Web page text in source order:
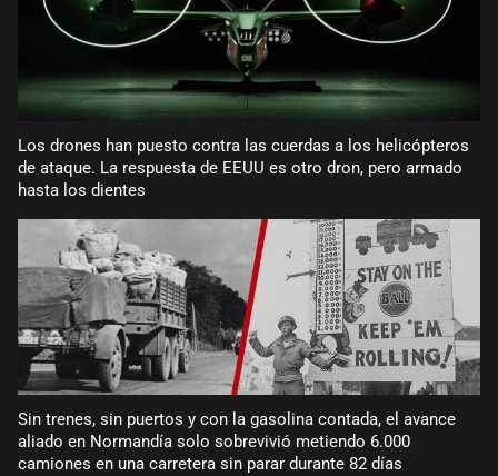
Los drones han puesto contra las cuerdas a los helicópteros
de ataque. La respuesta de EEUU es otro dron, pero armado
hasta los dientes
Sin trenes, sin puertos y con la gasolina contada, el avance
aliado en Normandía solo sobrevivió metiendo 6.000
camiones en una carretera sin parar durante 82 días